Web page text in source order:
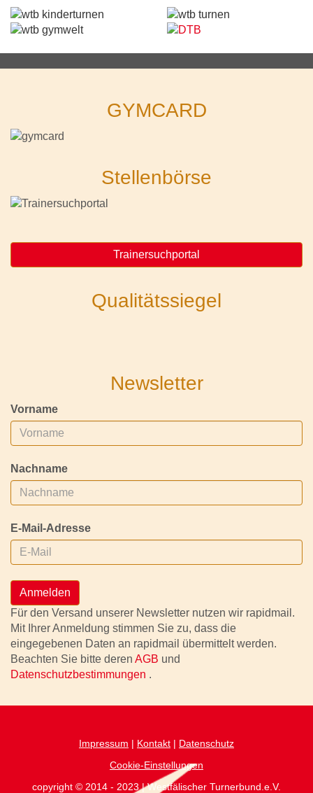
GYMCARD
Stellenbörse
Trainersuchportal
Qualitätssiegel
Newsletter
Vorname
Nachname
E-Mail-Adresse
Anmelden
Für den Versand unserer Newsletter nutzen wir rapidmail.
Mit Ihrer Anmeldung stimmen Sie zu, dass die
eingegebenen Daten an rapidmail übermittelt werden.
Beachten Sie bitte deren AGB und
Datenschutzbestimmungen .
Impressum | Kontakt | Datenschutz
Cookie-Einstellungen
copyright © 2014 - 2023 | Westfälischer Turnerbund.e.V.